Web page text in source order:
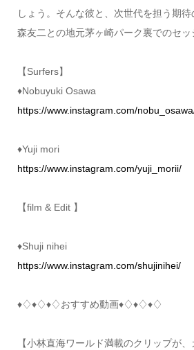
しょう。そんな彼と、次世代を担う期
森友二との地元茅ヶ崎パーク裏でのセッ
【Surfers】
♦︎Nobuyuki Osawa
https://www.instagram.com/
♦︎Yuji mori
https://www.instagram.com/yuji_morii/
【film & Edit 】
♦︎Shuji nihei
https://www.instagram.com/shujinihei/
♦︎♢♦︎♢♦︎♢おすすめ動画♦︎♢♦︎♢♦︎♢
【小林直海ワールド満載のクリップが